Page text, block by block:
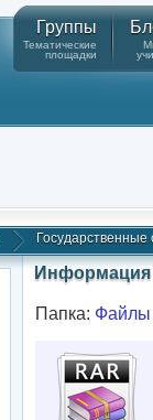
Группы
Тематические
площадки
Информация
Папка: Файлы